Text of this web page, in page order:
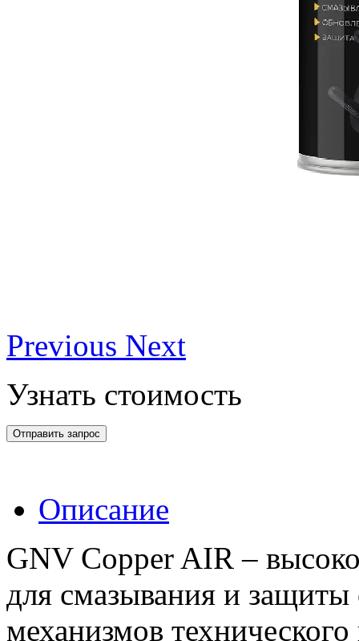
Previous Next
Узнать стоимость
Отправить запрос
Описание
GNV Сopper AIR –
для смазывания и
механизмов